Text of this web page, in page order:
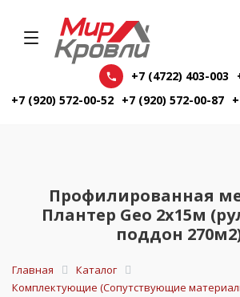
+7 (4722) 403-003
+7 (920) 572-00-52 +7 (920) 572-00-87
Профилированная
Плантер Geo 2х15м
поддон
Главная
Каталог
Комплектующие (Сопутствующие